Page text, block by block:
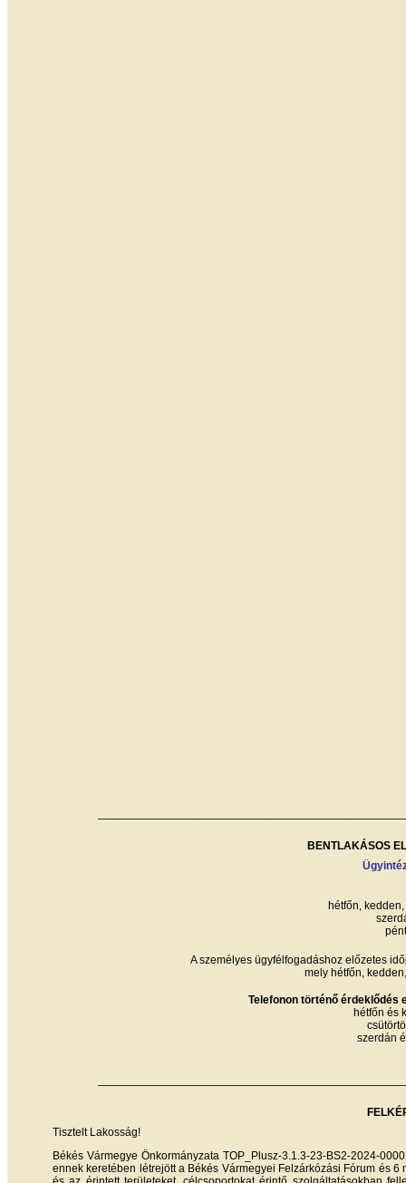
BENTLAKÁSOS
hétfőn,
A személyes ügyfélfogadáshoz előzetes
mely hétfőn,
Telefonon történő érdeklődés
hétfőn és
szerdán
Tisztelt Lakosság!
Békés Vármegye Önkormányzata TOP_Plusz-3.1.3-23-BS2-2024-
ennek keretében létrejött a Békés Vármegyei Felzárkózási Fórum és